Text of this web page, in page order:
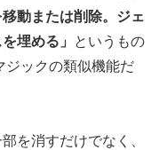
移動または削除。ジェ
埋める」
というもの
ジックの類似機能だ
を消すだけでなく、